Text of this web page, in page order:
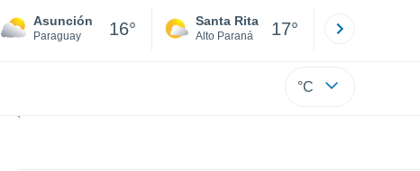
Asunción
Paraguay 16° Santa Rita
Alto Paraná 17°
°C